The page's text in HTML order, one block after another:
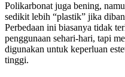
Polikarbonat juga bening,
sedikit lebih “plastik” jika
Perbedaan ini biasanya tidak
penggunaan sehari-hari, tapi
digunakan untuk keperluan
tinggi.